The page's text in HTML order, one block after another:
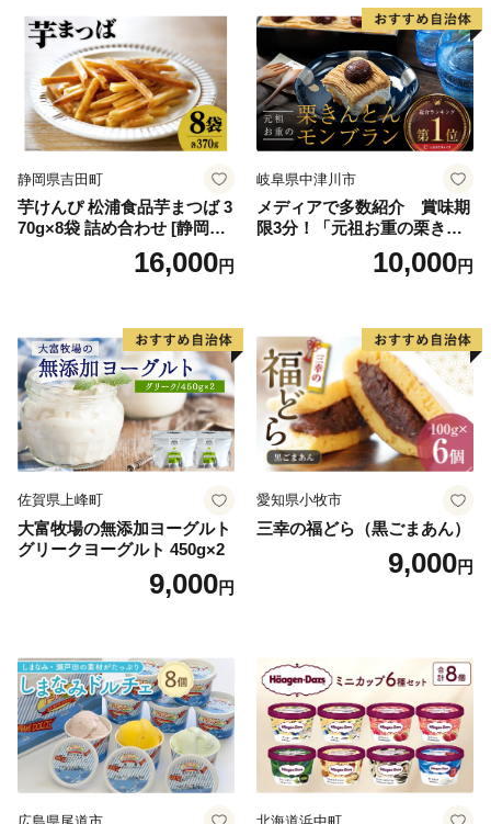
誕生日 カップ 詰め合わせ バ
ラエティ | バニラ チョコレー
ト ストロベリー ピスタチオ
バニラ＆クッキー ウベ 沖縄
紅イモ 塩ちんすこう 沖縄シ
ークヮーサー 沖縄黒糖 琉球
ロイヤルミルクティ 沖縄パ
イン
道産アイス 道産アイスクリ
ーム ギフト 詰合せ 詰め合わ
せ ふるさと納税 ）
静岡県吉田町
芋けんぴ 松浦食品芋まつば 3
70g×8袋 詰め合わせ [静岡伊
勢丹(松浦食品) 静岡県 吉田町
22424274] 芋ケンピ セット
16,000円
岐阜県中津川市
メディアで多数紹介 賞味期
限3分！「元祖お重の栗きん
とんモンブラン」 【未来の
ご褒美】スイーツ 栗 モンブ
子 菓子 F4N-2298
10,000円
佐賀県上峰町
大富牧場の無添加ヨーグルト
グリークヨーグルト 450g×2
9,000円
愛知県小牧市
三幸の福どら（黒ごまあん）
9,000円